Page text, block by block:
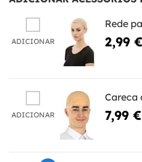
ADICIONAR
Rede
2,99 €
ADICIONAR
Careca
7,99 €